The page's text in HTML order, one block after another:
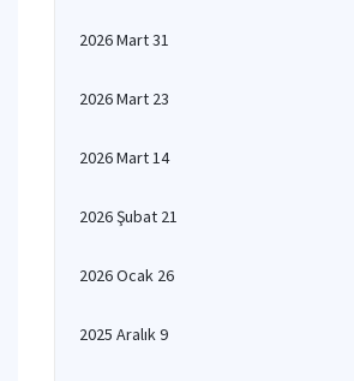
2026 Mart 31
2026 Mart 23
2026 Mart 14
2026 Şubat 21
2026 Ocak 26
2025 Aralık 9